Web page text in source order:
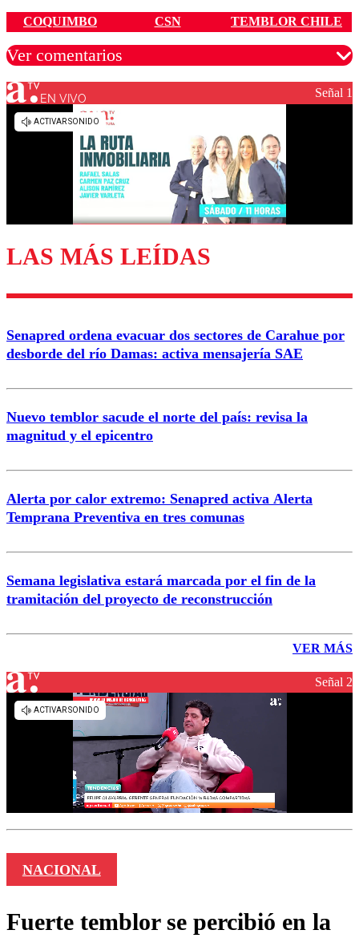
COQUIMBO CSN TEMBLOR CHILE
Ver comentarios
Los comentarios son moderados para garantizar un
Enviar comentario
EN VIVO Señal 1
LAS MÁS LEÍDAS
Senapred ordena evacuar dos sectores de Carahue por
desborde del río Damas: activa mensajería SAE
Nuevo temblor sacude el norte del país: revisa la
magnitud y el epicentro
Alerta por calor extremo: Senapred activa Alerta
Temprana Preventiva en tres comunas
Semana legislativa estará marcada por el fin de la
tramitación del proyecto de reconstrucción
VER MÁS
Señal 2
NACIONAL
Fuerte temblor se percibió en la